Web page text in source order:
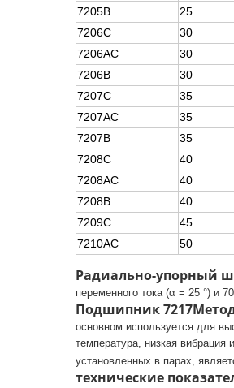
7205B 25
7206C
30
7206AC
30
7206B
30
7207C
35
7207AC
35
7207B
35
7208C
40
7208AC
40
7208B
40
7209C
45
7210AC
50
Радиально-упорный
переменного тока (α = 25 °) и
Подшипник 7217
основном используется для
температура, низкая
установленных в парах,
технические